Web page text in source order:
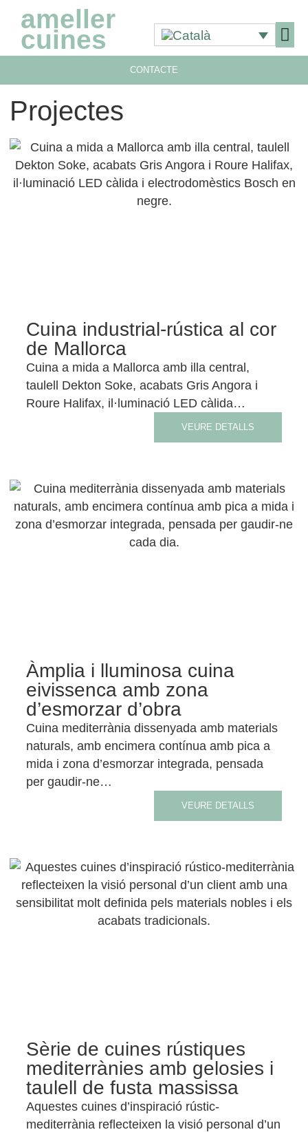
ameller
cuines
CONTACTE
Projectes
Cuina industrial-rústica al cor
de Mallorca
Cuina a mida a Mallorca amb illa central,
taulell Dekton Soke, acabats Gris Angora i
Roure Halifax, il·luminació LED càlida…
VEURE DETALLS
Àmplia i lluminosa cuina
eivissenca amb zona
d’esmorzar d’obra
Cuina mediterrània dissenyada amb materials
naturals, amb encimera contínua amb pica a
mida i zona d’esmorzar integrada, pensada
per gaudir-ne…
VEURE DETALLS
Sèrie de cuines rústiques
mediterrànies amb gelosies i
taulell de fusta massissa
Aquestes cuines d’inspiració rústic-
mediterrània reflecteixen la visió personal d’un